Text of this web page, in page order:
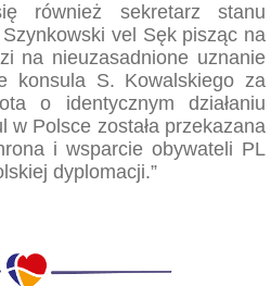
również sekretarz stanu
vel Sęk pisząc na
na nieuzasadnione uznanie
konsula S. Kowalskiego za
o identycznym działaniu
w Polsce została przekazana
i wsparcie obywateli PL
dyplomacji.”